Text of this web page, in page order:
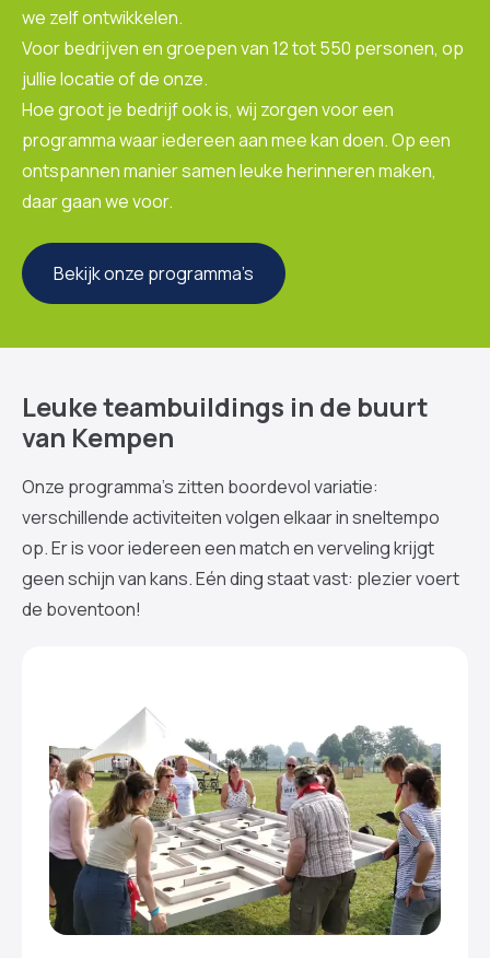
we zelf ontwikkelen.
Voor bedrijven en groepen van 12 tot 550 personen, op
jullie locatie of de onze.
Hoe groot je bedrijf ook is, wij zorgen voor een
programma waar iedereen aan mee kan doen. Op een
ontspannen manier samen leuke herinneren maken,
daar gaan we voor.
Bekijk onze programma’s
Leuke teambuildings in de buurt
van Kempen
Onze programma’s zitten boordevol variatie:
verschillende activiteiten volgen elkaar in sneltempo
op. Er is voor iedereen een match en verveling krijgt
geen schijn van kans. Eén ding staat vast: plezier voert
de boventoon!